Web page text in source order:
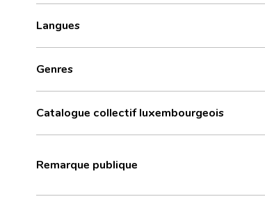
Langues
Genres
Catalogue collectif luxembourgeois
Remarque publique